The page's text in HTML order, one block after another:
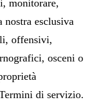
monitorare,
esclusiva
offensivi,
osceni o
di servizio.